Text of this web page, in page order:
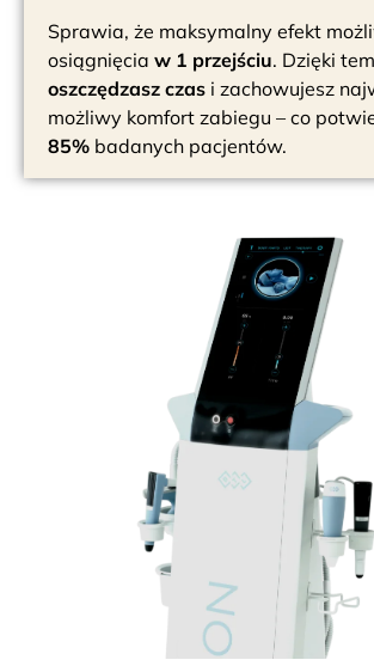
Sprawia, że maksymalny efekt
osiągnięcia w 1 przejściu. Dzięki
oszczędzasz czas i zachowujesz
możliwy komfort zabiegu – co
85% badanych pacjentów.